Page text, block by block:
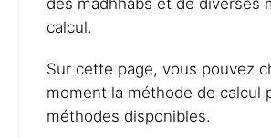
des madhhabs et de diverses
calcul.
Sur cette page, vous pouvez
moment la méthode de calcul
méthodes disponibles.